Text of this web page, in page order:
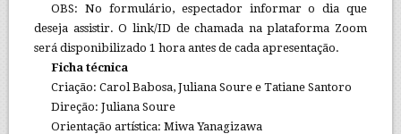
OBS: No formulário, espectador informar o dia que
deseja assistir. O link/ID de chamada na plataforma Zoom
será disponibilizado 1 hora antes de cada apresentação.
Ficha técnica
Criação: Carol Babosa, Juliana Soure e Tatiane Santoro
Direção: Juliana Soure
Orientação artística: Miwa Yanagizawa